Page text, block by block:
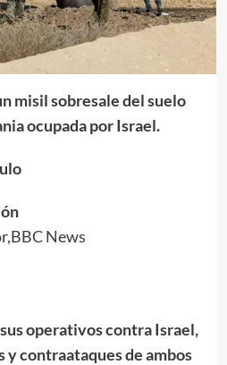
misil sobresale del suelo
ocupada por Israel.
News
operativos contra Israel,
y contraataques de ambos